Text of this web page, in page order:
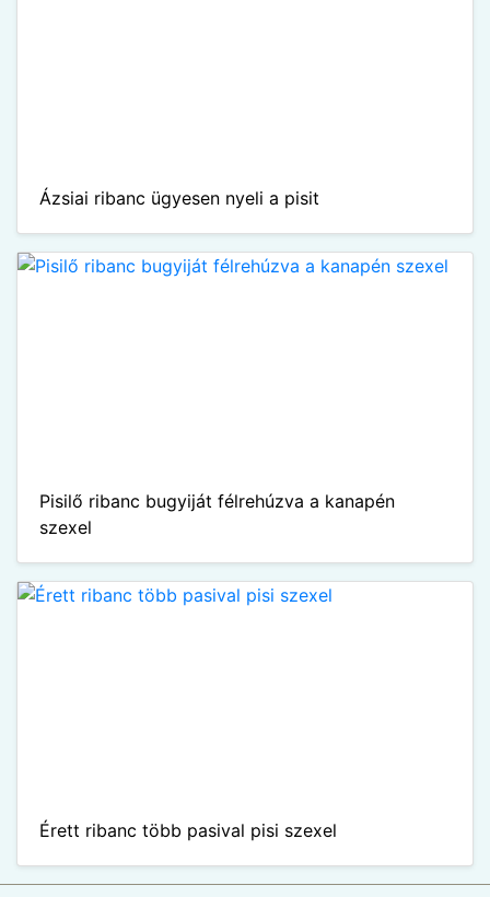
Ázsiai ribanc ügyesen nyeli a pisit
Pisilő ribanc bugyiját félrehúzva a kanapén
szexel
Érett ribanc több pasival pisi szexel